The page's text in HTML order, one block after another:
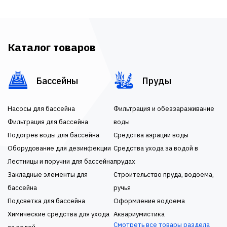
Каталог товаров
Бассейны
Насосы для бассейна
Фильтрация для бассейна
Подогрев воды для бассейна
Оборудование для дезинфекции
Лестницы и поручни для бассейна
Закладные элементы для
бассейна
Подсветка для бассейна
Химические средства для ухода
Пруды
Фильтрация и обеззараживание
воды
Средства аэрации воды
Средства ухода за водой в
прудах
Строительство пруда, водоема,
ручья
Оформление водоема
Аквариумистика
Смотреть все товары раздела